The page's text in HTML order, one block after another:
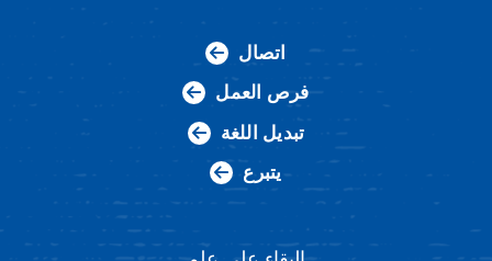
اتصال
فرص العمل
تبديل اللغة
يتبرع